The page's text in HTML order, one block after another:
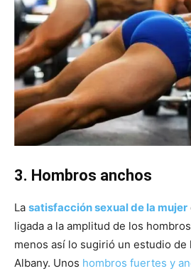
3. Hombros anchos
La satisfacción sexual de la mujer
ligada a la amplitud de los
menos así lo sugirió un estudio de
Albany. Unos hombros fuertes y